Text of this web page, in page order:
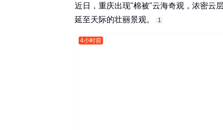
近日，重庆出现"棉被"云海奇观，浓密云
延至天际的壮丽景观。‌‌
1
4小时前